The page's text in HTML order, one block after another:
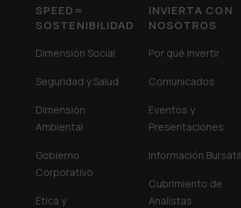
SPEED=
SOSTENIBILIDAD
Dimensión Social
Seguridad y Salud
Dimensión
Ambiental
Gobierno
Corporativo
Ética y
INVIERTA CON
NOSOTROS
Por qué Invertir
Comunicados
Eventos y
Presentaciones
Información Bursátil
Cubrimiento de
Analistas